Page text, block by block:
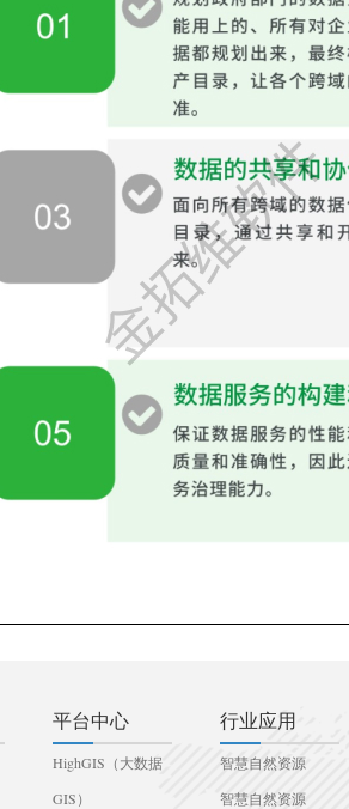
平台中心 行业应用
HighGIS（大数据
GIS）
智慧自然资源
智慧自然资源